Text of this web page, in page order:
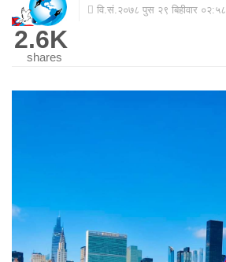
वि.सं.२०७८ पुस २९ बिहीवार ०२:५८
2.6K
shares